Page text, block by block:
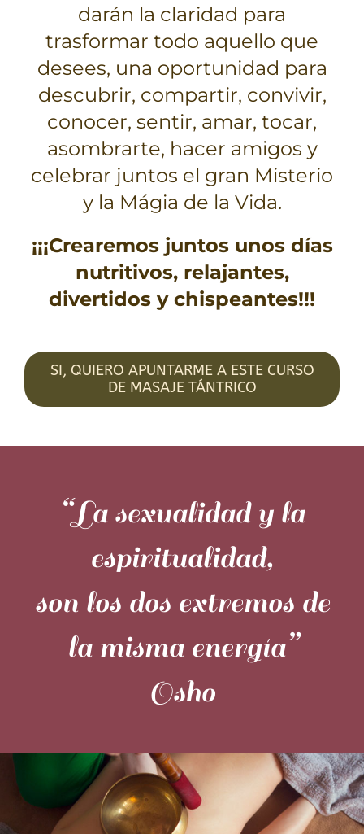
darán la claridad para
trasformar todo aquello que
desees, una oportunidad para
descubrir, compartir, convivir,
conocer, sentir, amar, tocar,
asombrarte, hacer amigos y
celebrar juntos el gran Misterio
y la Mágia de la Vida.
¡¡¡Crearemos juntos unos días
nutritivos, relajantes,
divertidos y chispeantes!!!
SI, QUIERO APUNTARME A ESTE CURSO
DE MASAJE TÁNTRICO
“La sexualidad y la
espiritualidad,
son los dos extremos de
la misma energía”
Osho